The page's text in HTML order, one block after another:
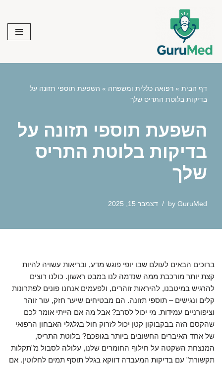
content
דף הבית » רפואה כללית ומשפחה » השפעת תוספי תזונה על
בדיקות בלוטת התריס שלך
השפעת תוספי תזונה על
בדיקות בלוטת התריס
שלך
by GuruMed דצמבר 15, 2025
ברוכים הבאים לעולם שבו יופי פוגש מדע, ובריאות עשויה להיות
קצת יותר מורכבת ממה שנדמה לנו במבט ראשון. כולנו רוצים
להרגיש במיטבנו, להיראות זוהרים, ולפעמים אנחנו פונים לפתרונות
קלים ונגישים – תוספי תזונה. הם מבטיחים שיער חזק, עור זוהר
וציפורניים עמידות. מי יכול לסרב? אבל מה אם הייתי אומר לכם
שהקסם הזה בבקבוקון קטן יכול לזרוק חול בגלגלי האבחון הרפואי
של אחד האיברים החשובים ביותר בגופכם? בלוטת התריס,
המנצחת השקטה על חילוף החומרים שלנו, עלולה לסבול מ"תקלות
תקשורת" עם בדיקות המעבדה דווקא בגלל תוסף תמים לחלוטין. אם